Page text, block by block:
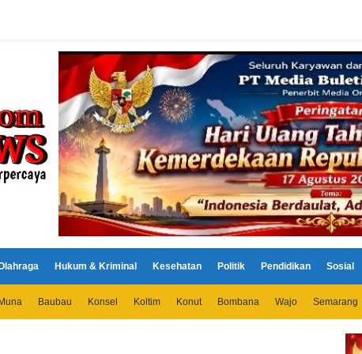
Hukum & Kriminal Kesehatan Politik Pendidikan Sosial
Baubau Konsel Koltim Konut Bombana Wajo Semarang